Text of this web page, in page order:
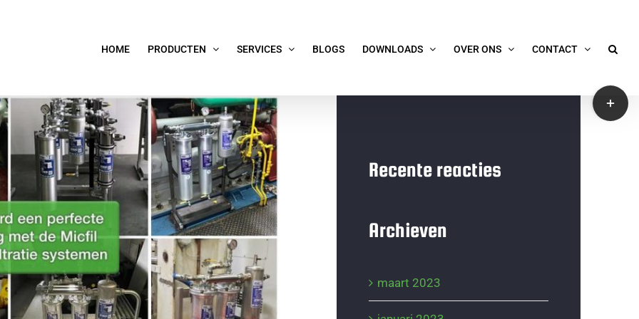
HOME PRODUCTEN SERVICES BLOGS DOWNLOADS OVER ONS CONTACT
filtratie systemen
Recente reacties
Archieven
maart 2023
Toggle
Sliding